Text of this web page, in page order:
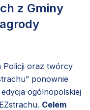
z Gminy
Policji oraz twórcy
ponownie
edycja ogólnopolskiej
Celem